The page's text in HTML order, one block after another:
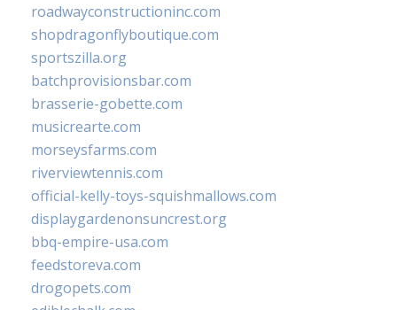
roadwayconstructioninc.com
shopdragonflyboutique.com
sportszilla.org
batchprovisionsbar.com
brasserie-gobette.com
musicrearte.com
morseysfarms.com
riverviewtennis.com
official-kelly-toys-squishmallows.com
displaygardenonsuncrest.org
bbq-empire-usa.com
feedstoreva.com
drogopets.com